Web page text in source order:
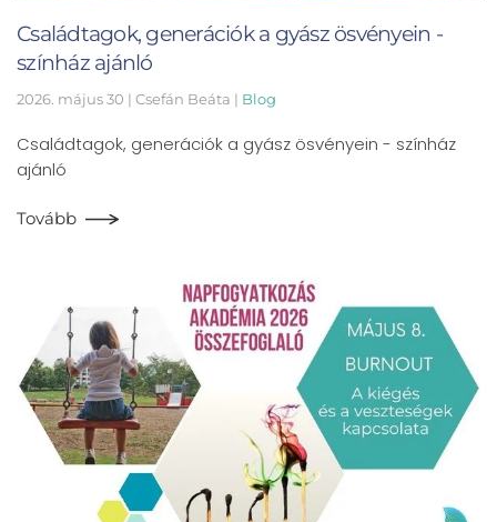
Családtagok, generációk a gyász ösvényein -
színház ajánló
2026. május 30 | Csefán Beáta | Blog
Családtagok, generációk a gyász ösvényein - színház
ajánló
Tovább